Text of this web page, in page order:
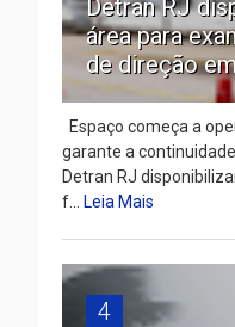
Detran RJ
área para
de direção
Espaço começa a
garante a
Detran RJ
f...Leia Mais
4